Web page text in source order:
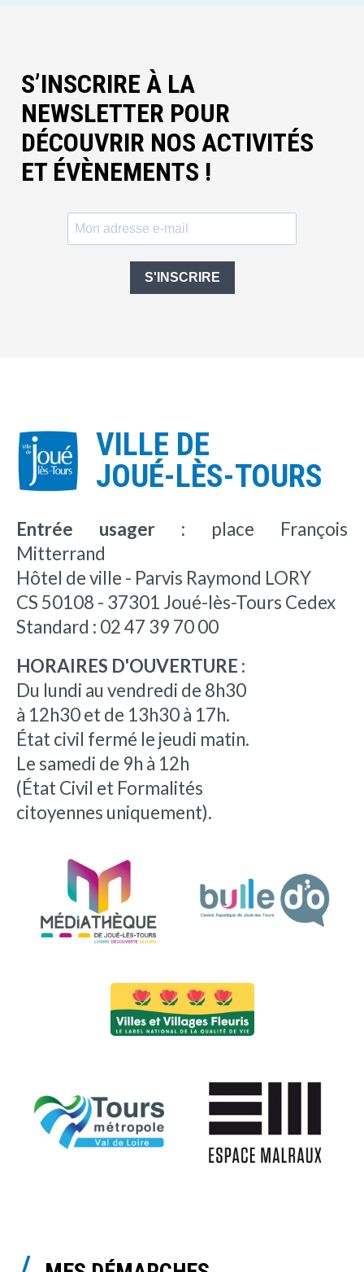
S’INSCRIRE À LA
NEWSLETTER POUR
DÉCOUVRIR NOS ACTIVITÉS
ET ÉVÈNEMENTS !
S'INSCRIRE
VILLE DE
JOUÉ-LÈS-TOURS
Entrée usager : place François
Mitterrand
Hôtel de ville - Parvis Raymond LORY
CS 50108 - 37301 Joué-lès-Tours Cedex
Standard : 02 47 39 70 00
HORAIRES D'OUVERTURE :
Du lundi au vendredi de 8h30
à 12h30 et de 13h30 à 17h.
État civil fermé le jeudi matin.
Le samedi de 9h à 12h
(État Civil et Formalités
citoyennes uniquement).